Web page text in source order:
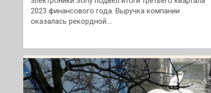
2023 финансового года. Выручка компании
оказалась рекордной.…